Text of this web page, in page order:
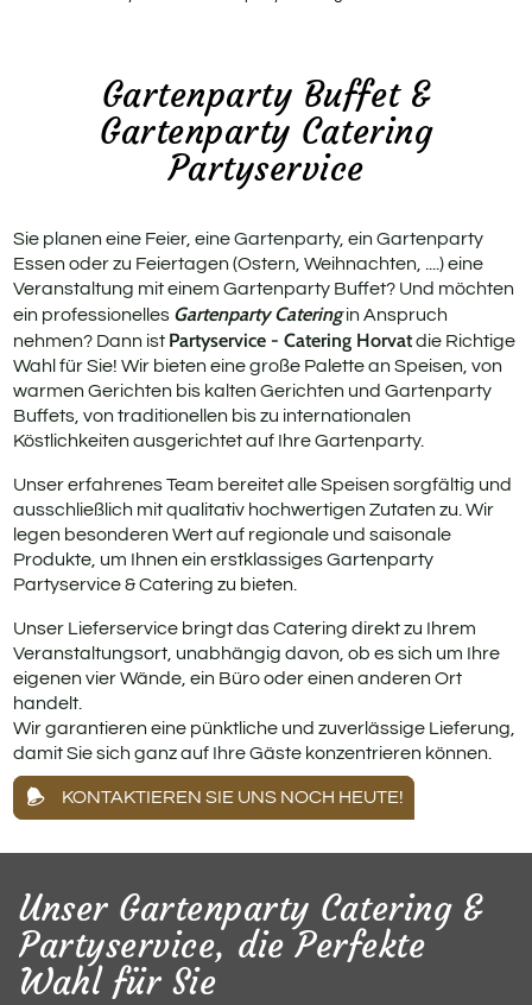
Gartenparty Buffet &
Gartenparty Catering
Partyservice
Sie planen eine Feier, eine Gartenparty, ein Gartenparty
Essen oder zu Feiertagen (Ostern, Weihnachten, ....) eine
Veranstaltung mit einem Gartenparty Buffet? Und möchten
ein professionelles Gartenparty Cateringin Anspruch
nehmen? Dann ist Partyservice - Catering Horvatdie Richtige
Wahl für Sie! Wir bieten eine große Palette an Speisen, von
warmen Gerichten bis kalten Gerichten und Gartenparty
Buffets, von traditionellen bis zu internationalen
Köstlichkeiten ausgerichtet auf Ihre Gartenparty.
Unser erfahrenes Team bereitet alle Speisen sorgfältig und
ausschließlich mit qualitativ hochwertigen Zutaten zu. Wir
legen besonderen Wert auf regionale und saisonale
Produkte, um Ihnen ein erstklassiges Gartenparty
Partyservice & Catering zu bieten.
Unser Lieferservice bringt das Catering direkt zu Ihrem
Veranstaltungsort, unabhängig davon, ob es sich um Ihre
eigenen vier Wände, ein Büro oder einen anderen Ort
handelt.
Wir garantieren eine pünktliche und zuverlässige Lieferung,
damit Sie sich ganz auf Ihre Gäste konzentrieren können.
KONTAKTIEREN SIE UNS NOCH HEUTE!
Unser Gartenparty Catering &
Partyservice, die Perfekte
Wahl für Sie